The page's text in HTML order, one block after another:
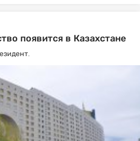
появится в Казахстане